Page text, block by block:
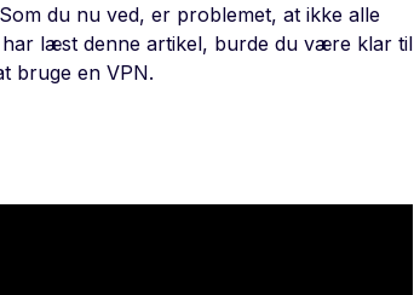
du nu ved, er problemet, at ikke alle
læst denne artikel, burde du være klar til
bruge en VPN.